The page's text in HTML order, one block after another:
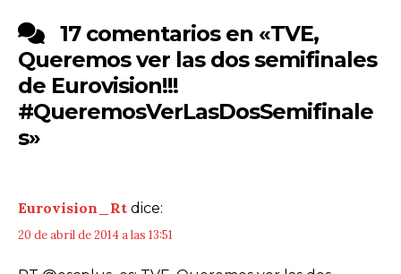
17 comentarios en «TVE,
Queremos ver las dos semifinales
de Eurovision!!!
#QueremosVerLasDosSemifinale
s»
Eurovision_Rt dice:
20 de abril de 2014 a las 13:51